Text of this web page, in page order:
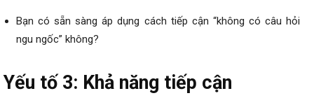
Bạn có sẵn sàng áp dụng cách tiếp cận “không có câu hỏi
ngu ngốc” không?
Yếu tố 3: Khả năng tiếp cận